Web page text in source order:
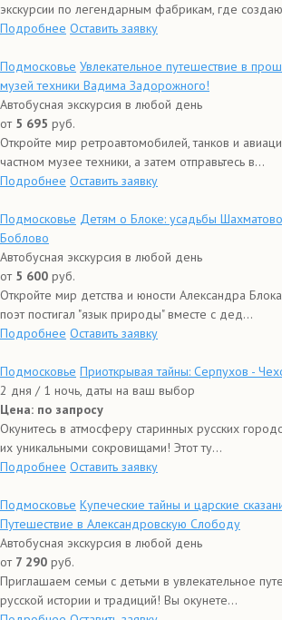
экскурсии по легендарным фабрикам, где
Подробнее Оставить заявку
Подмосковье Увлекательное путешествие в
музей техники Вадима Задорожного!
Автобусная экскурсия в любой день
от 5 695 руб.
Откройте мир ретроавтомобилей, танков и
частном музее техники, а затем отправьтесь в...
Подробнее Оставить заявку
Подмосковье Детям о Блоке: усадьбы
Боблово
Автобусная экскурсия в любой день
от 5 600 руб.
Откройте мир детства и юности Александра
поэт постигал "язык природы" вместе с дед...
Подробнее Оставить заявку
Подмосковье Приоткрывая тайны: Серпухов -
2 дня / 1 ночь, даты на ваш выбор
Цена: по запросу
Окунитесь в атмосферу старинных русских
их уникальными сокровищами! Этот ту...
Подробнее Оставить заявку
Подмосковье Купеческие тайны и царские
Путешествие в Александровскую Слободу
Автобусная экскурсия в любой день
от 7 290 руб.
Приглашаем семьи с детьми в увлекательное
русской истории и традиций! Вы окунете...